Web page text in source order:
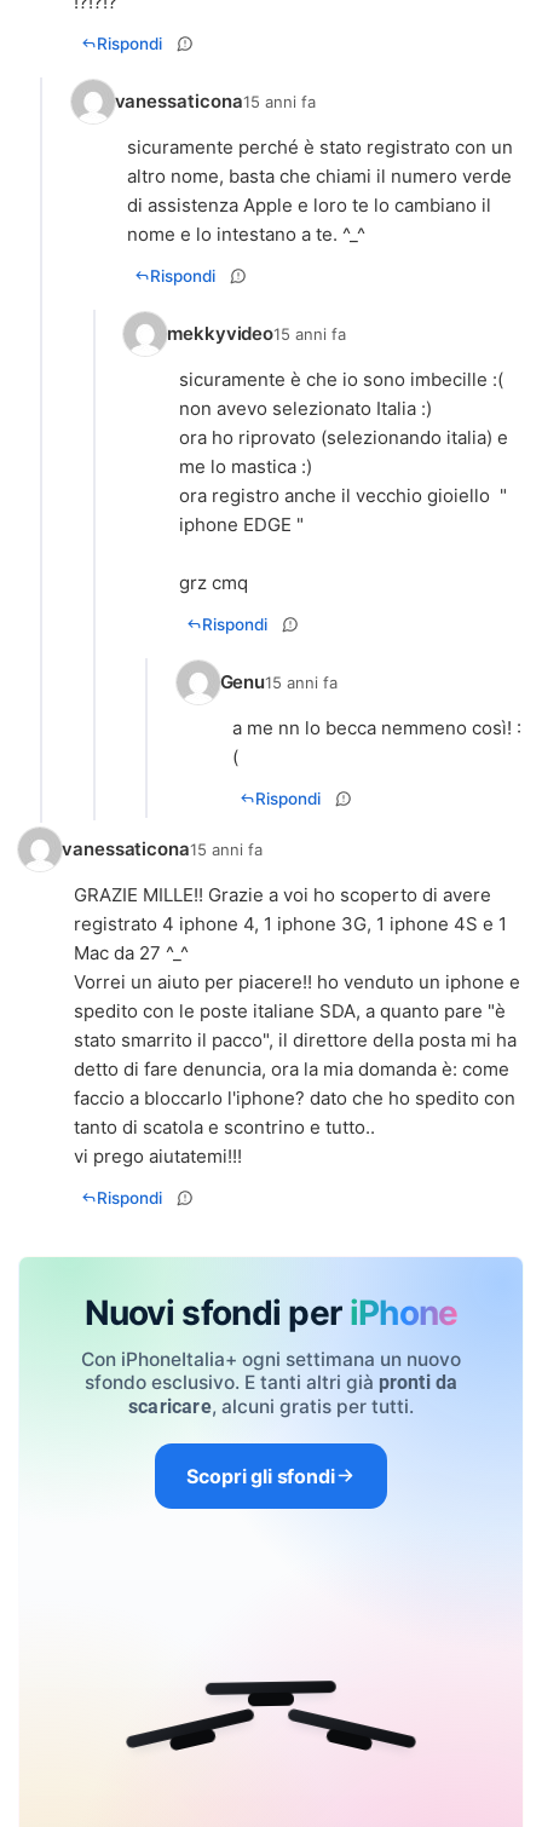
Rispondi
vanessaticona15 anni fa
sicuramente perché è stato registrato con un
altro nome, basta che chiami il numero verde
di assistenza Apple e loro te lo cambiano il
nome e lo intestano a te. ^_^
Rispondi
mekkyvideo15 anni fa
sicuramente è che io sono imbecille :(
non avevo selezionato Italia :)
ora ho riprovato (selezionando italia) e
me lo mastica :)
ora registro anche il vecchio gioiello "
iphone EDGE "
grz cmq
Rispondi
Genu15 anni fa
a me nn lo becca nemmeno così! :
(
Rispondi
vanessaticona15 anni fa
GRAZIE MILLE!! Grazie a voi ho scoperto di avere
registrato 4 iphone 4, 1 iphone 3G, 1 iphone 4S e 1
Mac da 27 ^_^
Vorrei un aiuto per piacere!! ho venduto un iphone e
spedito con le poste italiane SDA, a quanto pare "è
stato smarrito il pacco", il direttore della posta mi ha
detto di fare denuncia, ora la mia domanda è: come
faccio a bloccarlo l'iphone? dato che ho spedito con
tanto di scatola e scontrino e tutto..
vi prego aiutatemi!!!
Rispondi
Nuovi sfondi per iPhone
Con iPhoneItalia+ ogni settimana un nuovo
sfondo esclusivo. E tanti altri già pronti da
scaricare, alcuni gratis per tutti.
Scopri gli sfondi